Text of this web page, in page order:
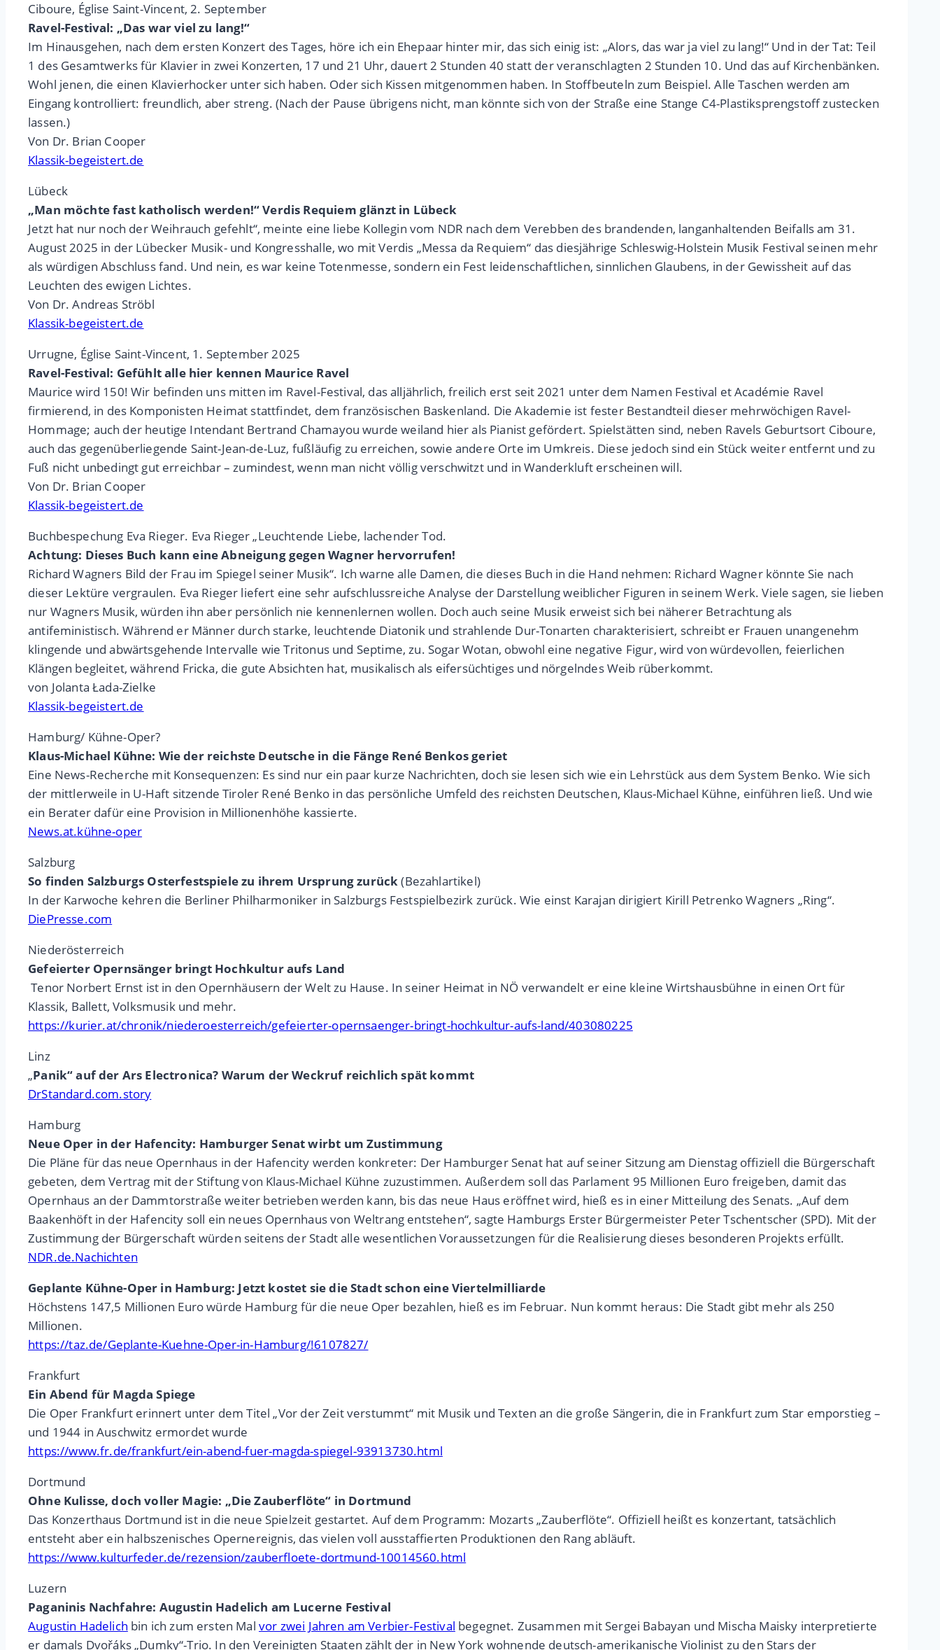
Ciboure, Église Saint-Vincent, 2. September
Ravel-Festival: „Das war viel zu lang!“
Im Hinausgehen, nach dem ersten Konzert des Tages, höre ich ein Ehepaar hinter mir, das sich einig ist: „Alors, das war ja viel zu lang!“ Und in der Tat: Teil
1 des Gesamtwerks für Klavier in zwei Konzerten, 17 und 21 Uhr, dauert 2 Stunden 40 statt der veranschlagten 2 Stunden 10. Und das auf Kirchenbänken.
Wohl jenen, die einen Klavierhocker unter sich haben. Oder sich Kissen mitgenommen haben. In Stoffbeuteln zum Beispiel. Alle Taschen werden am
Eingang kontrolliert: freundlich, aber streng. (Nach der Pause übrigens nicht, man könnte sich von der Straße eine Stange C4-Plastiksprengstoff zustecken
lassen.)
Von Dr. Brian Cooper
Klassik-begeistert.de
Lübeck
„Man möchte fast katholisch werden!“ Verdis Requiem glänzt in Lübeck
Jetzt hat nur noch der Weihrauch gefehlt“, meinte eine liebe Kollegin vom NDR nach dem Verebben des brandenden, langanhaltenden Beifalls am 31.
August 2025 in der Lübecker Musik- und Kongresshalle, wo mit Verdis „Messa da Requiem“ das diesjährige Schleswig-Holstein Musik Festival seinen mehr
als würdigen Abschluss fand. Und nein, es war keine Totenmesse, sondern ein Fest leidenschaftlichen, sinnlichen Glaubens, in der Gewissheit auf das
Leuchten des ewigen Lichtes.
Von Dr. Andreas Ströbl
Klassik-begeistert.de
Urrugne, Église Saint-Vincent, 1. September 2025
Ravel-Festival: Gefühlt alle hier kennen Maurice Ravel
Maurice wird 150! Wir befinden uns mitten im Ravel-Festival, das alljährlich, freilich erst seit 2021 unter dem Namen Festival et Académie Ravel
firmierend, in des Komponisten Heimat stattfindet, dem französischen Baskenland. Die Akademie ist fester Bestandteil dieser mehrwöchigen Ravel-
Hommage; auch der heutige Intendant Bertrand Chamayou wurde weiland hier als Pianist gefördert. Spielstätten sind, neben Ravels Geburtsort Ciboure,
auch das gegenüberliegende Saint-Jean-de-Luz, fußläufig zu erreichen, sowie andere Orte im Umkreis. Diese jedoch sind ein Stück weiter entfernt und zu
Fuß nicht unbedingt gut erreichbar – zumindest, wenn man nicht völlig verschwitzt und in Wanderkluft erscheinen will.
Von Dr. Brian Cooper
Klassik-begeistert.de
Buchbespechung Eva Rieger. Eva Rieger „Leuchtende Liebe, lachender Tod.
Achtung: Dieses Buch kann eine Abneigung gegen Wagner hervorrufen!
Richard Wagners Bild der Frau im Spiegel seiner Musik“. Ich warne alle Damen, die dieses Buch in die Hand nehmen: Richard Wagner könnte Sie nach
dieser Lektüre vergraulen. Eva Rieger liefert eine sehr aufschlussreiche Analyse der Darstellung weiblicher Figuren in seinem Werk. Viele sagen, sie lieben
nur Wagners Musik, würden ihn aber persönlich nie kennenlernen wollen. Doch auch seine Musik erweist sich bei näherer Betrachtung als
antifeministisch. Während er Männer durch starke, leuchtende Diatonik und strahlende Dur-Tonarten charakterisiert, schreibt er Frauen unangenehm
klingende und abwärtsgehende Intervalle wie Tritonus und Septime, zu. Sogar Wotan, obwohl eine negative Figur, wird von würdevollen, feierlichen
Klängen begleitet, während Fricka, die gute Absichten hat, musikalisch als eifersüchtiges und nörgelndes Weib rüberkommt.
von Jolanta Łada-Zielke
Klassik-begeistert.de
Hamburg/ Kühne-Oper?
Klaus-Michael Kühne: Wie der reichste Deutsche in die Fänge René Benkos geriet
Eine News-Recherche mit Konsequenzen: Es sind nur ein paar kurze Nachrichten, doch sie lesen sich wie ein Lehrstück aus dem System Benko. Wie sich
der mittlerweile in U-Haft sitzende Tiroler René Benko in das persönliche Umfeld des reichsten Deutschen, Klaus-Michael Kühne, einführen ließ. Und wie
ein Berater dafür eine Provision in Millionenhöhe kassierte.
News.at.kühne-oper
Salzburg
So finden Salzburgs Osterfestspiele zu ihrem Ursprung zurück(Bezahlartikel)
In der Karwoche kehren die Berliner Philharmoniker in Salzburgs Festspielbezirk zurück. Wie einst Karajan dirigiert Kirill Petrenko Wagners „Ring“.
DiePresse.com
Niederösterreich
Gefeierter Opernsänger bringt Hochkultur aufs Land
Tenor Norbert Ernst ist in den Opernhäusern der Welt zu Hause. In seiner Heimat in NÖ verwandelt er eine kleine Wirtshausbühne in einen Ort für
Klassik, Ballett, Volksmusik und mehr.
https://kurier.at/chronik/niederoesterreich/gefeierter-opernsaenger-bringt-hochkultur-aufs-land/403080225
Linz
„Panik“ auf der Ars Electronica? Warum der Weckruf reichlich spät kommt
DrStandard.com.story
Hamburg
Neue Oper in der Hafencity: Hamburger Senat wirbt um Zustimmung
Die Pläne für das neue Opernhaus in der Hafencity werden konkreter: Der Hamburger Senat hat auf seiner Sitzung am Dienstag offiziell die Bürgerschaft
gebeten, dem Vertrag mit der Stiftung von Klaus-Michael Kühne zuzustimmen. Außerdem soll das Parlament 95 Millionen Euro freigeben, damit das
Opernhaus an der Dammtorstraße weiter betrieben werden kann, bis das neue Haus eröffnet wird, hieß es in einer Mitteilung des Senats. „Auf dem
Baakenhöft in der Hafencity soll ein neues Opernhaus von Weltrang entstehen“, sagte Hamburgs Erster Bürgermeister Peter Tschentscher (SPD). Mit der
Zustimmung der Bürgerschaft würden seitens der Stadt alle wesentlichen Voraussetzungen für die Realisierung dieses besonderen Projekts erfüllt.
NDR.de.Nachichten
Geplante Kühne-Oper in Hamburg: Jetzt kostet sie die Stadt schon eine Viertelmilliarde
Höchstens 147,5 Millionen Euro würde Hamburg für die neue Oper bezahlen, hieß es im Februar. Nun kommt heraus: Die Stadt gibt mehr als 250
Millionen.
https://taz.de/Geplante-Kuehne-Oper-in-Hamburg/!6107827/
Frankfurt
Ein Abend für Magda Spiege
Die Oper Frankfurt erinnert unter dem Titel „Vor der Zeit verstummt“ mit Musik und Texten an die große Sängerin, die in Frankfurt zum Star emporstieg –
und 1944 in Auschwitz ermordet wurde
https://www.fr.de/frankfurt/ein-abend-fuer-magda-spiegel-93913730.html
Dortmund
Ohne Kulisse, doch voller Magie: „Die Zauberflöte“ in Dortmund
Das Konzerthaus Dortmund ist in die neue Spielzeit gestartet. Auf dem Programm: Mozarts „Zauberflöte“. Offiziell heißt es konzertant, tatsächlich
entsteht aber ein halbszenisches Opernereignis, das vielen voll ausstaffierten Produktionen den Rang abläuft.
https://www.kulturfeder.de/rezension/zauberfloete-dortmund-10014560.html
Luzern
Paganinis Nachfahre: Augustin Hadelich am Lucerne Festival
Augustin Hadelich bin ich zum ersten Mal vor zwei Jahren am Verbier-Festival begegnet. Zusammen mit Sergei Babayan und Mischa Maisky interpretierte
er damals Dvořáks „Dumky“-Trio. In den Vereinigten Staaten zählt der in New York wohnende deutsch-amerikanische Violinist zu den Stars der